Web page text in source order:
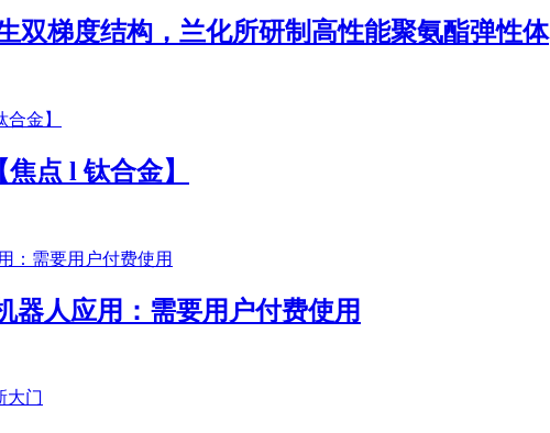
双梯度结构，兰化所研制高性能聚氨酯弹性体
点 l 钛合金】
人应用：需要用户付费使用